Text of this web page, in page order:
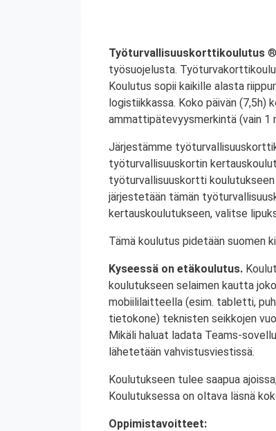
Työturvallisuuskorttikoulutus
työsuojelusta.
Koulutus sopii kaikille alasta
logistiikkassa. Koko päivän
ammattipätevyysmerkintä (vain
Järjestämme
työturvallisuuskortin
työturvallisuuskortti
järjestetään tämän
kertauskoulutukseen, valitse
Tämä koulutus pidetään suomen
Kyseessä on etäkoulutus.
koulutukseen selaimen kautta
mobiililaitteella (esim. tabletti,
tietokone) teknisten seikkojen
Mikäli haluat ladata Teams-
lähetetään vahvistusviestissä.
Koulutukseen tulee saapua
Koulutuksessa on oltava läsnä
Oppimistavoitteet: